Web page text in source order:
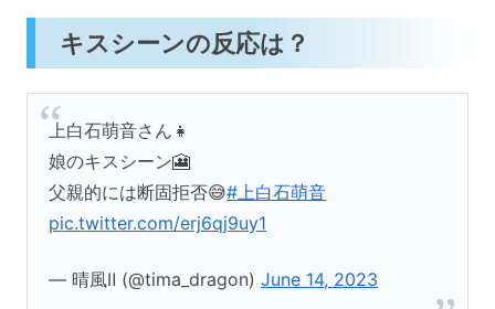
キスシーンの反応は？
上白石萌音さん👧
娘のキスシーン🎦
父親的には断固拒否😅#上白石萌音
pic.twitter.com/erj6qj9uy1
— 晴風Ⅱ (@tima_dragon)June 14, 2023